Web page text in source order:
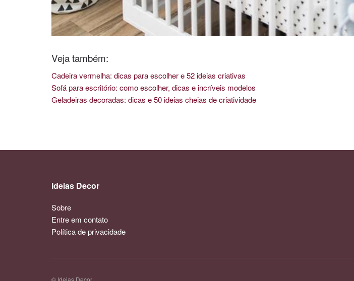
Veja também:
Cadeira vermelha: dicas para escolher e 52 ideias criativas
Sofá para escritório: como escolher, dicas e incríveis modelos
Geladeiras decoradas: dicas e 50 ideias cheias de criatividade
Ideias Decor
Sobre
Entre em contato
Política de privacidade
© Ideias Decor